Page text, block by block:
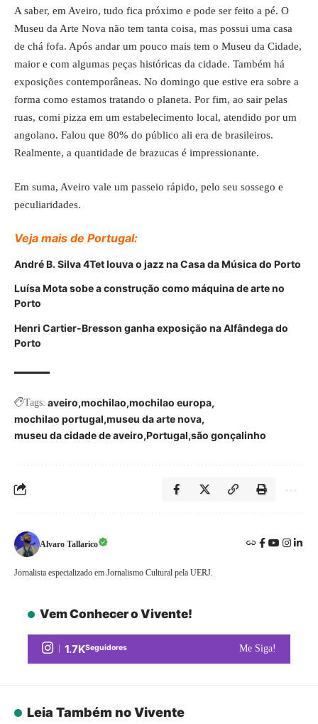
A saber, em Aveiro, tudo fica próximo e pode ser feito a pé. O
Museu da Arte Nova não tem tanta coisa, mas possui uma casa
de chá fofa. Após andar um pouco mais tem o Museu da Cidade,
maior e com algumas peças históricas da cidade. Também há
exposições contemporâneas. No domingo que estive era sobre a
forma como estamos tratando o planeta. Por fim, ao sair pelas
ruas, comi pizza em um estabelecimento local, atendido por um
angolano. Falou que 80% do público ali era de brasileiros.
Realmente, a quantidade de brazucas é impressionante.
Em suma, Aveiro vale um passeio rápido, pelo seu sossego e
peculiaridades.
Veja mais de Portugal:
André B. Silva 4Tet louva o jazz na Casa da Música do Porto
Luísa Mota sobe a construção como máquina de arte no
Porto
Henri Cartier-Bresson ganha exposição na Alfândega do
Porto
Tags: aveiro mochilao mochilao europa
mochilao portugal museu da arte nova
museu da cidade de aveiro Portugal são gonçalinho
Alvaro Tallarico
Jornalista especializado em Jornalismo Cultural pela UERJ.
Vem Conhecer o Vivente!
1.7KSeguidores Me Siga!
Leia Também no Vivente